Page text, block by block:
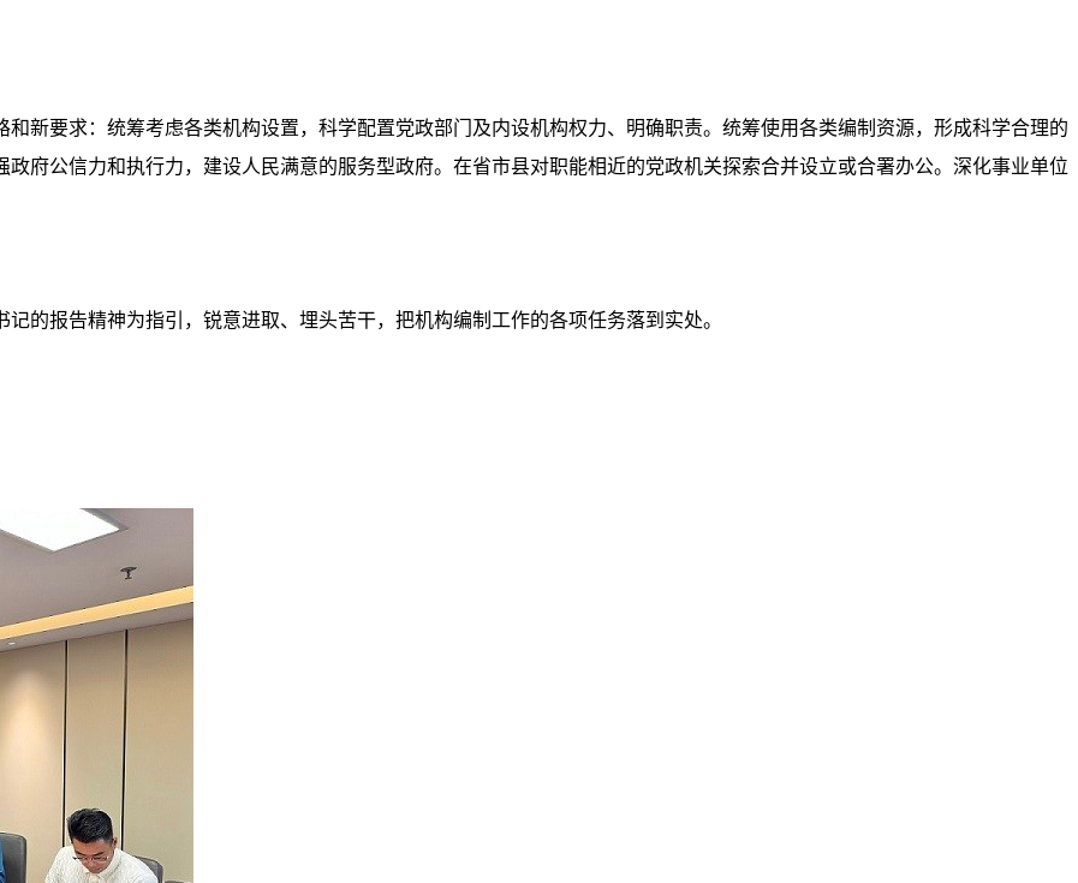
新要求：统筹考虑各类机构设置，科学配置党政部门及内设机构权力、明确职责。统筹使用各类编制资源，形成科学合理的
府公信力和执行力，建设人民满意的服务型政府。在省市县对职能相近的党政机关探索合并设立或合署办公。深化事业单位
的报告精神为指引，锐意进取、埋头苦干，把机构编制工作的各项任务落到实处。